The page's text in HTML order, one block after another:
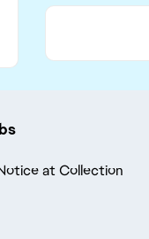
at Collection